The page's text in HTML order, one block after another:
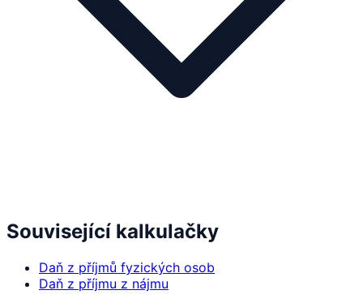
Související kalkulačky
Daň z příjmů fyzických osob
Daň z příjmu z nájmu